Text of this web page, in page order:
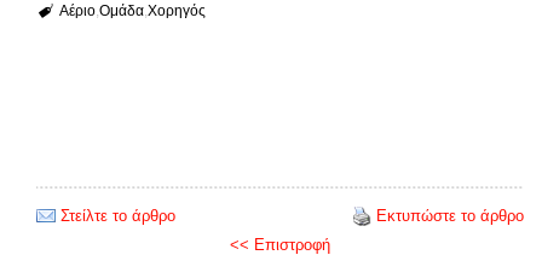
Αέριο Ομάδα Χορηγός
Στείλτε το άρθρο
Εκτυπώστε το άρθρο
<< Επιστροφή